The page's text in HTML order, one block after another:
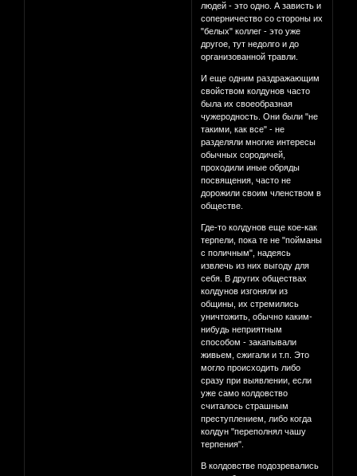
людей - это одно. А зависть и
соперничество со стороны их
"белых" коллег - это уже
другое, тут недолго и до
организованной травли.
И еще одним раздражающим
свойством колдунов часто
была их своеобразная
чужеродность. Они были "не
такими, как все" - не
разделяли многие интересы
обычных сородичей,
проходили иные обряды
посвящения, часто не
дорожили своим членством в
обществе.
Где-то колдунов еще кое-как
терпели, пока те не "пойманы
с поличным", надеясь
извлечь из них выгоду для
себя. В других обществах
колдунов изгоняли из
общины, их стремились
уничтожить, обычно каким-
нибудь неприятным
способом - закапывали
живьем, сжигали и т.п. Это
могло происходить либо
сразу при выявлении, если
уже само колдовство
считалось страшным
преступлением, либо когда
колдун "переполнял чашу
терпения".
В колдовстве подозревались